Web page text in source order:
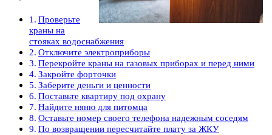
Проверьте
краны на
стояках водоснабжения
Отключите электроприборы
Перекройте краны на газовых приборах и перед ними
Закройте форточки
Заберите деньги и ценности
Поставьте квартиру под охрану
Найдите няню для питомца
Оставьте номер своего телефона надежным соседям
По возвращении пересчитайте плату за ЖКУ